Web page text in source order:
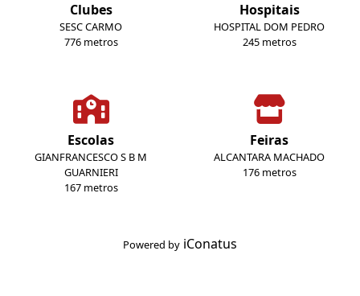
Clubes
SESC CARMO
776 metros
Hospitais
HOSPITAL DOM PEDRO
245 metros
Escolas
GIANFRANCESCO S B M
GUARNIERI
167 metros
Feiras
ALCANTARA MACHADO
176 metros
Powered by iConatus